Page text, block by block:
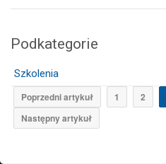
Podkategorie
Szkolenia
Poprzedni artykuł
1 2
Następny artykuł